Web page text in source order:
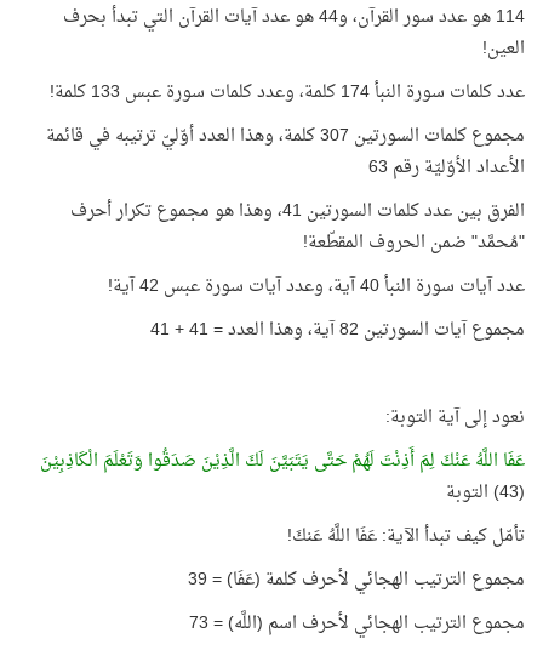
114 هو عدد سور القرآن، و44 هو عدد آيات القرآن التي تبدأ بحرف
العين!
عدد كلمات سورة النبأ 174 كلمة، وعدد كلمات سورة عبس 133 كلمة!
مجموع كلمات السورتين 307 كلمة، وهذا العدد أوّليّ ترتيبه في قائمة
الأعداد الأوّليّة رقم 63
الفرق بين عدد كلمات السورتين 41، وهذا هو مجموع تكرار أحرف
"مُحمَّد" ضمن الحروف المقطّعة!
عدد آيات سورة النبأ 40 آية، وعدد آيات سورة عبس 42 آية!
مجموع آيات السورتين 82 آية، وهذا العدد = 41 + 41
نعود إلى آية التوبة:
عَفَا اللَّهُ عَنْكَ لِمَ أَذِنْتَ لَهُمْ حَتَّى يَتَبَيَّنَ لَكَ الَّذِيْنَ صَدَقُوا وَتَعْلَمَ الْكَاذِبِيْنَ
(43) التوبة
تأمّل كيف تبدأ الآية: عَفَا اللَّهُ عَنكَ!
مجموع الترتيب الهجائي لأحرف كلمة (عَفَا) = 39
مجموع الترتيب الهجائي لأحرف اسم (اللَّه) = 73